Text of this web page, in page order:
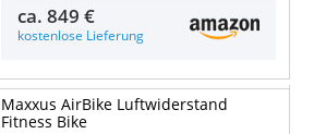
ca.849 €
kostenlose Lieferung
Maxxus AirBike Luftwiderstand
Fitness Bike